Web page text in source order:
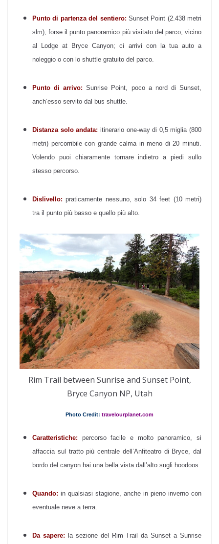
Punto di partenza del sentiero: Sunset Point (2.438 metri
slm), forse il punto panoramico più visitato del parco, vicino
al Lodge at Bryce Canyon; ci arrivi con la tua auto a
noleggio o con lo shuttle gratuito del parco.
Punto di arrivo: Sunrise Point, poco a nord di Sunset,
anch’esso servito dal bus shuttle.
Distanza solo andata: itinerario one-way di 0,5 miglia (800
metri) percorribile con grande calma in meno di 20 minuti.
Volendo puoi chiaramente tornare indietro a piedi sullo
stesso percorso.
Dislivello: praticamente nessuno, solo 34 feet (10 metri)
tra il punto più basso e quello più alto.
Rim Trail between Sunrise and Sunset Point,
Bryce Canyon NP, Utah
Photo Credit: travelourplanet.com
Caratteristiche: percorso facile e molto panoramico, si
affaccia sul tratto più centrale dell’Anfiteatro di Bryce, dal
bordo del canyon hai una bella vista dall’alto sugli hoodoos.
Quando: in qualsiasi stagione, anche in pieno inverno con
eventuale neve a terra.
Da sapere: la sezione del Rim Trail da Sunset a Sunrise